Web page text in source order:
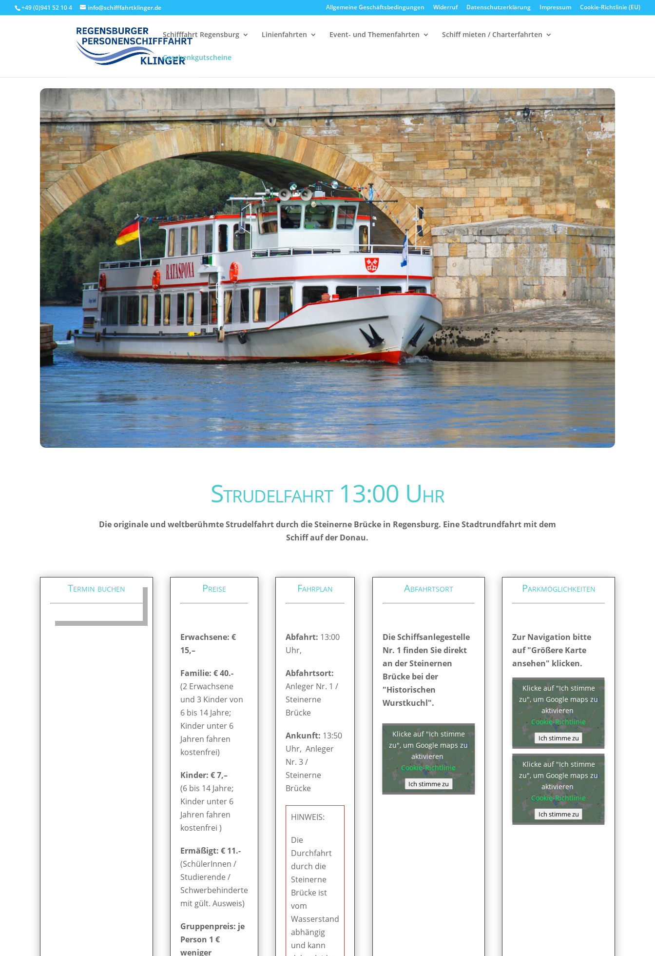
+49 (0)941 52 10 4 info@schifffahrtklinger.de Allgemeine Geschäftsbedingungen Widerruf Datenschutzerklärung Impressum Cookie-Richtlinie (EU)
Schifffahrt Regensburg Linienfahrten Event- und Themenfahrten Schiff mieten / Charterfahrten
Geschenkgutscheine
Events - Schifffahrt Regensburg Linienfahrten
Strudelfahrt 13:00 Uhr
Die originale und weltberühmte Strudelfahrt durch die Steinerne Brücke in Regensburg. Eine Stadtrundfahrt mit dem
Schiff auf der Donau.
Termin buchen Preise
Erwachsene: €
15,–
Familie: € 40.-
(2 Erwachsene
und 3 Kinder von
6 bis 14 Jahre;
Kinder unter 6
Jahren fahren
kostenfrei)
Kinder: € 7,–
(6 bis 14 Jahre;
Kinder unter 6
Jahren fahren
kostenfrei )
Ermäßigt: € 11.-
(SchülerInnen /
Studierende /
Schwerbehinderte
mit gült. Ausweis)
Gruppenpreis: je
Person 1 €
weniger
Fahrplan
Abfahrt: 13:00
Uhr,
Abfahrtsort:
Anleger Nr. 1 /
Steinerne
Brücke
Ankunft: 13:50
Uhr, Anleger
Nr. 3 /
Steinerne
Brücke
HINWEIS:
Die
Durchfahrt
durch die
Steinerne
Brücke ist
vom
Wasserstand
abhängig
und kann
Abfahrtsort
Die Schiffsanlegestelle
Nr. 1 finden Sie direkt
an der Steinernen
Brücke bei der
"Historischen
Wurstkuchl".
Klicke auf "Ich stimme
zu", um Google maps zu
aktivieren
Cookie-Richtlinie
Ich stimme zu
Parkmöglichkeiten
Zur Navigation bitte
auf "Größere Karte
ansehen" klicken.
Klicke auf "Ich stimme
zu", um Google maps zu
aktivieren
Cookie-Richtlinie
Ich stimme zu
Klicke auf "Ich stimme
zu", um Google maps zu
aktivieren
Cookie-Richtlinie
Ich stimme zu